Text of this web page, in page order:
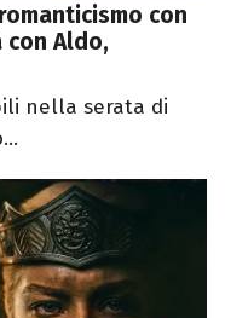
con
Aldo,
nella serata di